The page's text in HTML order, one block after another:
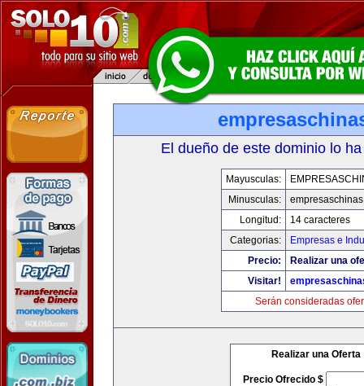
El dueño de este dominio lo
Mayusculas:
Minusculas:
Longitud:
14 caracteres
Categorias:
Empresas e
Precio:
Realizar una
Visitar!
Serán consideradas
Realizar una Oferta
Precio Ofrecido $